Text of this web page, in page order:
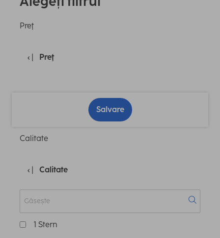
Preţ
Preţ
Salvare
Calitate
Calitate
1 Stern